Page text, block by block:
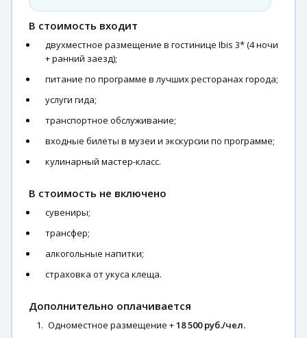
В стоимость входит
двухместное размещение в гостинице Ibis 3* (4 ночи
+ ранний заезд);
питание по программе в лучших ресторанах города;
услуги гида;
транспортное обслуживание;
входные билеты в музеи и экскурсии по программе;
кулинарный мастер-класс.
В стоимость не включено
сувениры;
трансфер;
алкогольные напитки;
страховка от укуса клеща.
Дополнительно оплачивается
Одноместное размещение +18 500 руб./чел.